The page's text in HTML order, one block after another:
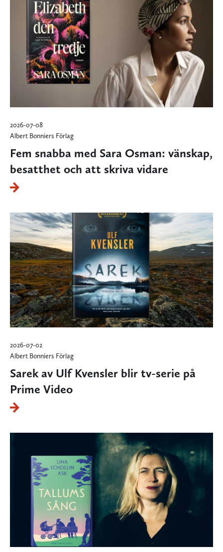
2026-07-08
Albert Bonniers Förlag
Fem snabba med Sara Osman: vänskap,
besatthet och att skriva vidare
2026-07-02
Albert Bonniers Förlag
Sarek av Ulf Kvensler blir tv-serie på
Prime Video